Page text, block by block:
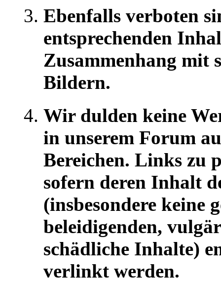
Ebenfalls verboten
entsprechenden
Zusammenhang mit
Bildern.
Wir dulden keine
in unserem Forum
Bereichen. Links zu
sofern deren Inhalt
(insbesondere keine
beleidigenden,
schädliche Inhalte)
verlinkt werden.